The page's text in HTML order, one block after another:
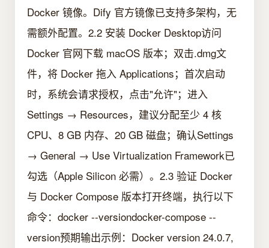
Docker 镜像。Dify 官方镜像已支持多架构，无
需额外配置。2.2 安装 Docker Desktop访问
Docker 官网下载 macOS 版本；双击.dmg文
件，将 Docker 拖入 Applications；首次启动
时，系统会请求授权，点击"允许"；进入
Settings → Resources，建议分配至少 4 核
CPU、8 GB 内存、20 GB 磁盘；确认Settings
→ General → Use Virtualization Framework已
勾选（Apple Silicon 必需）。2.3 验证 Docker
与 Docker Compose 版本打开终端，执行以下
命令：docker --versiondocker-compose --
version预期输出示例：Docker version 24.0.7,